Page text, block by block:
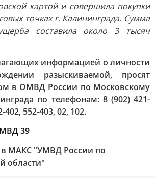
картой и совершила покупки
точках г. Калининграда. Сумма
составила около 3 тысяч
информацией о личности
разыскиваемой, просят
в ОМВД России по Московскому
по телефонам: 8 (902) 421-
402, 552-403, 02, 102.
39
в МАКС "УМВД России по
области"